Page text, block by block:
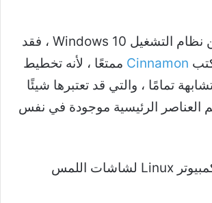
إذا كنت قادمًا من نظام التشغيل Windows 10 ، فقد
Cinnamon ممتعًا ، لأنه تخطيط
تمامًا ، والتي قد تعتبرها شيئًا
العناصر الرئيسية موجودة في نفس